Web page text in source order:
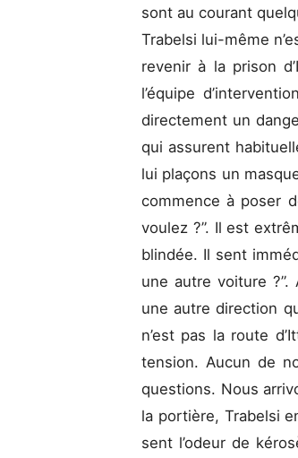
sont au courant
Trabelsi lui-même
revenir à la prison
l’équipe
directement un
qui assurent
lui plaçons un
commence à poser
voulez ?”. Il est
blindée. Il sent
une autre voiture
une autre direction
n’est pas la route
tension. Aucun de
questions. Nous
la portière, Trabelsi
sent l’odeur de